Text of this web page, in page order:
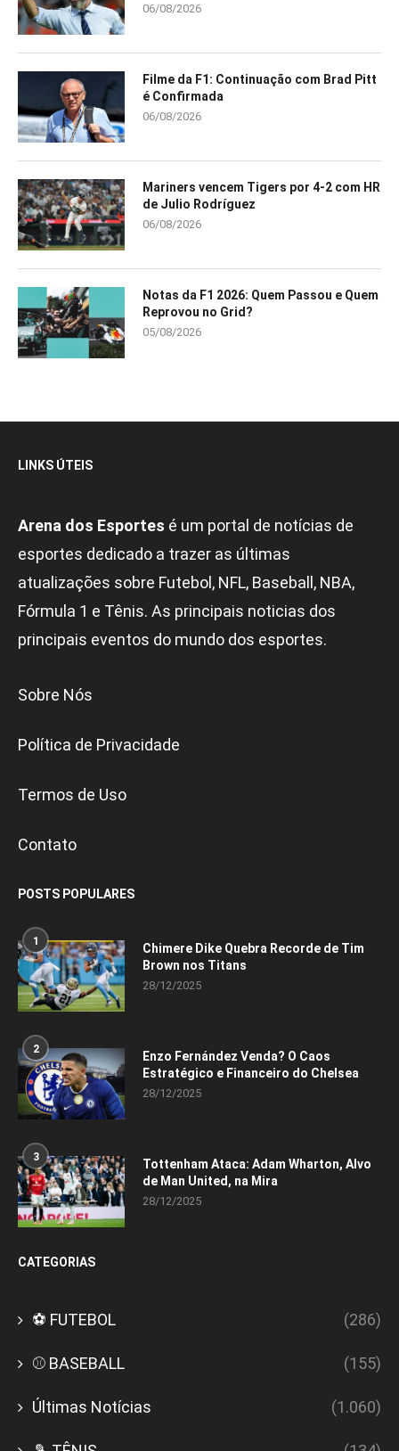
06/08/2026
Filme da F1: Continuação com Brad Pitt
é Confirmada
06/08/2026
Mariners vencem Tigers por 4-2 com HR
de Julio Rodríguez
06/08/2026
Notas da F1 2026: Quem Passou e Quem
Reprovou no Grid?
05/08/2026
LINKS ÚTEIS
Arena dos Esportes é um portal de notícias de
esportes dedicado a trazer as últimas
atualizações sobre Futebol, NFL, Baseball, NBA,
Fórmula 1 e Tênis. As principais noticias dos
principais eventos do mundo dos esportes.
Sobre Nós
Política de Privacidade
Termos de Uso
Contato
POSTS POPULARES
1
Chimere Dike Quebra Recorde de Tim
Brown nos Titans
28/12/2025
2
Enzo Fernández Venda? O Caos
Estratégico e Financeiro do Chelsea
28/12/2025
3
Tottenham Ataca: Adam Wharton, Alvo
de Man United, na Mira
28/12/2025
CATEGORIAS
⚽ FUTEBOL (286)
⚾ BASEBALL (155)
Últimas Notícias (1.060)